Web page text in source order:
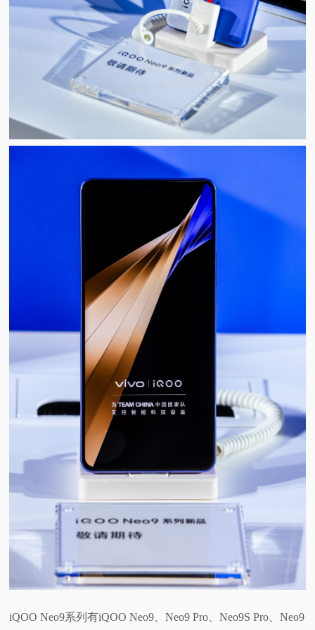
专
iQOO Neo9系列有iQOO Neo9、Neo9 Pro、Neo9S Pro、Neo9